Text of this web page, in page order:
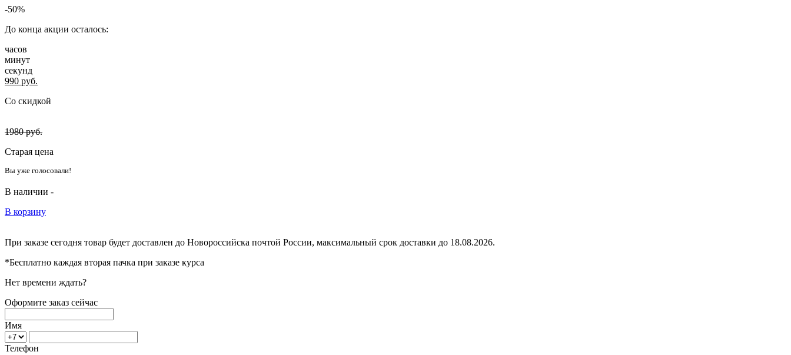
-50%
До конца акции осталось:
часов
минут
секунд
990 руб.
Со скидкой
1980руб.
Старая цена
Вы уже голосовали!
В наличии -
В корзину
При заказе сегодня товар будет доставлен до Новороссийска почтой России, максимальный срок доставки до 18.08.2026.
*Бесплатно каждая вторая пачка при заказе курса
Нет времени ждать?
Оформите заказ сейчас
Имя
Телефон